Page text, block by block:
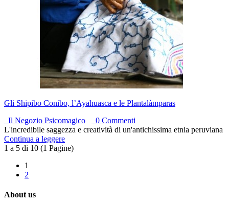
Gli Shipibo Conibo, l’Ayahuasca e le Plantalàmparas
Il Negozio Psicomagico
0 Commenti
L'incredibile saggezza e creatività di un'antichissima etnia peruviana
Continua a leggere
1 a 5 di 10 (1 Pagine)
1
2
About us